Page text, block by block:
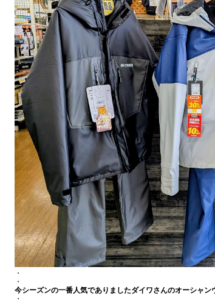
・
・
今シーズンの一番人気でありましたダイワさんのオーシャン